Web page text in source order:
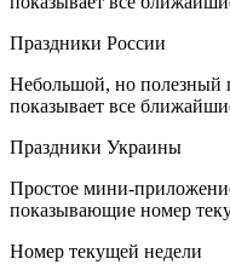
Праздники России
Небольшой, но полезный
показывает все
Праздники Украины
Простое мини-
показывающие номер
Номер текущей недели